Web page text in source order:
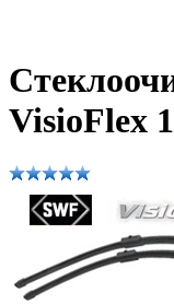
VisioFlex